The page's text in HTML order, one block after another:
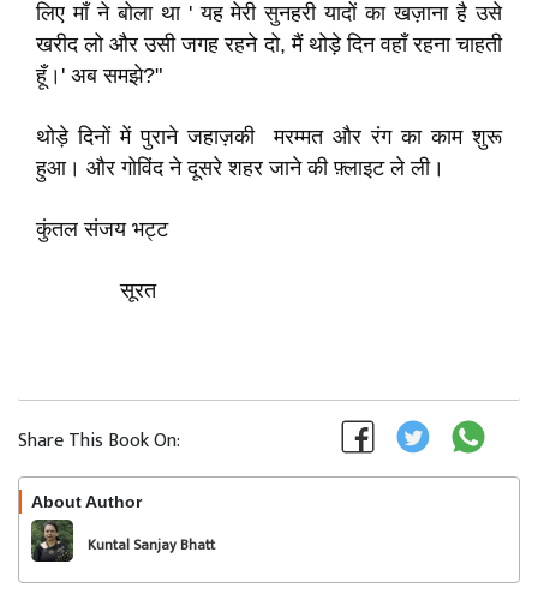
लिए माँ ने बोला था ' यह मेरी सुनहरी यादों का खज़ाना है उसे
खरीद लो और उसी जगह रहने दो, मैं थोड़े दिन वहाँ रहना चाहती
हूँ।' अब समझे?"
थोड़े दिनों में पुराने जहाज़की मरम्मत और रंग का काम शुरू
हुआ। और गोविंद ने दूसरे शहर जाने की फ़्लाइट ले ली।
कुंतल संजय भट्ट
सूरत
Share This Book On:
About Author
Kuntal Sanjay Bhatt